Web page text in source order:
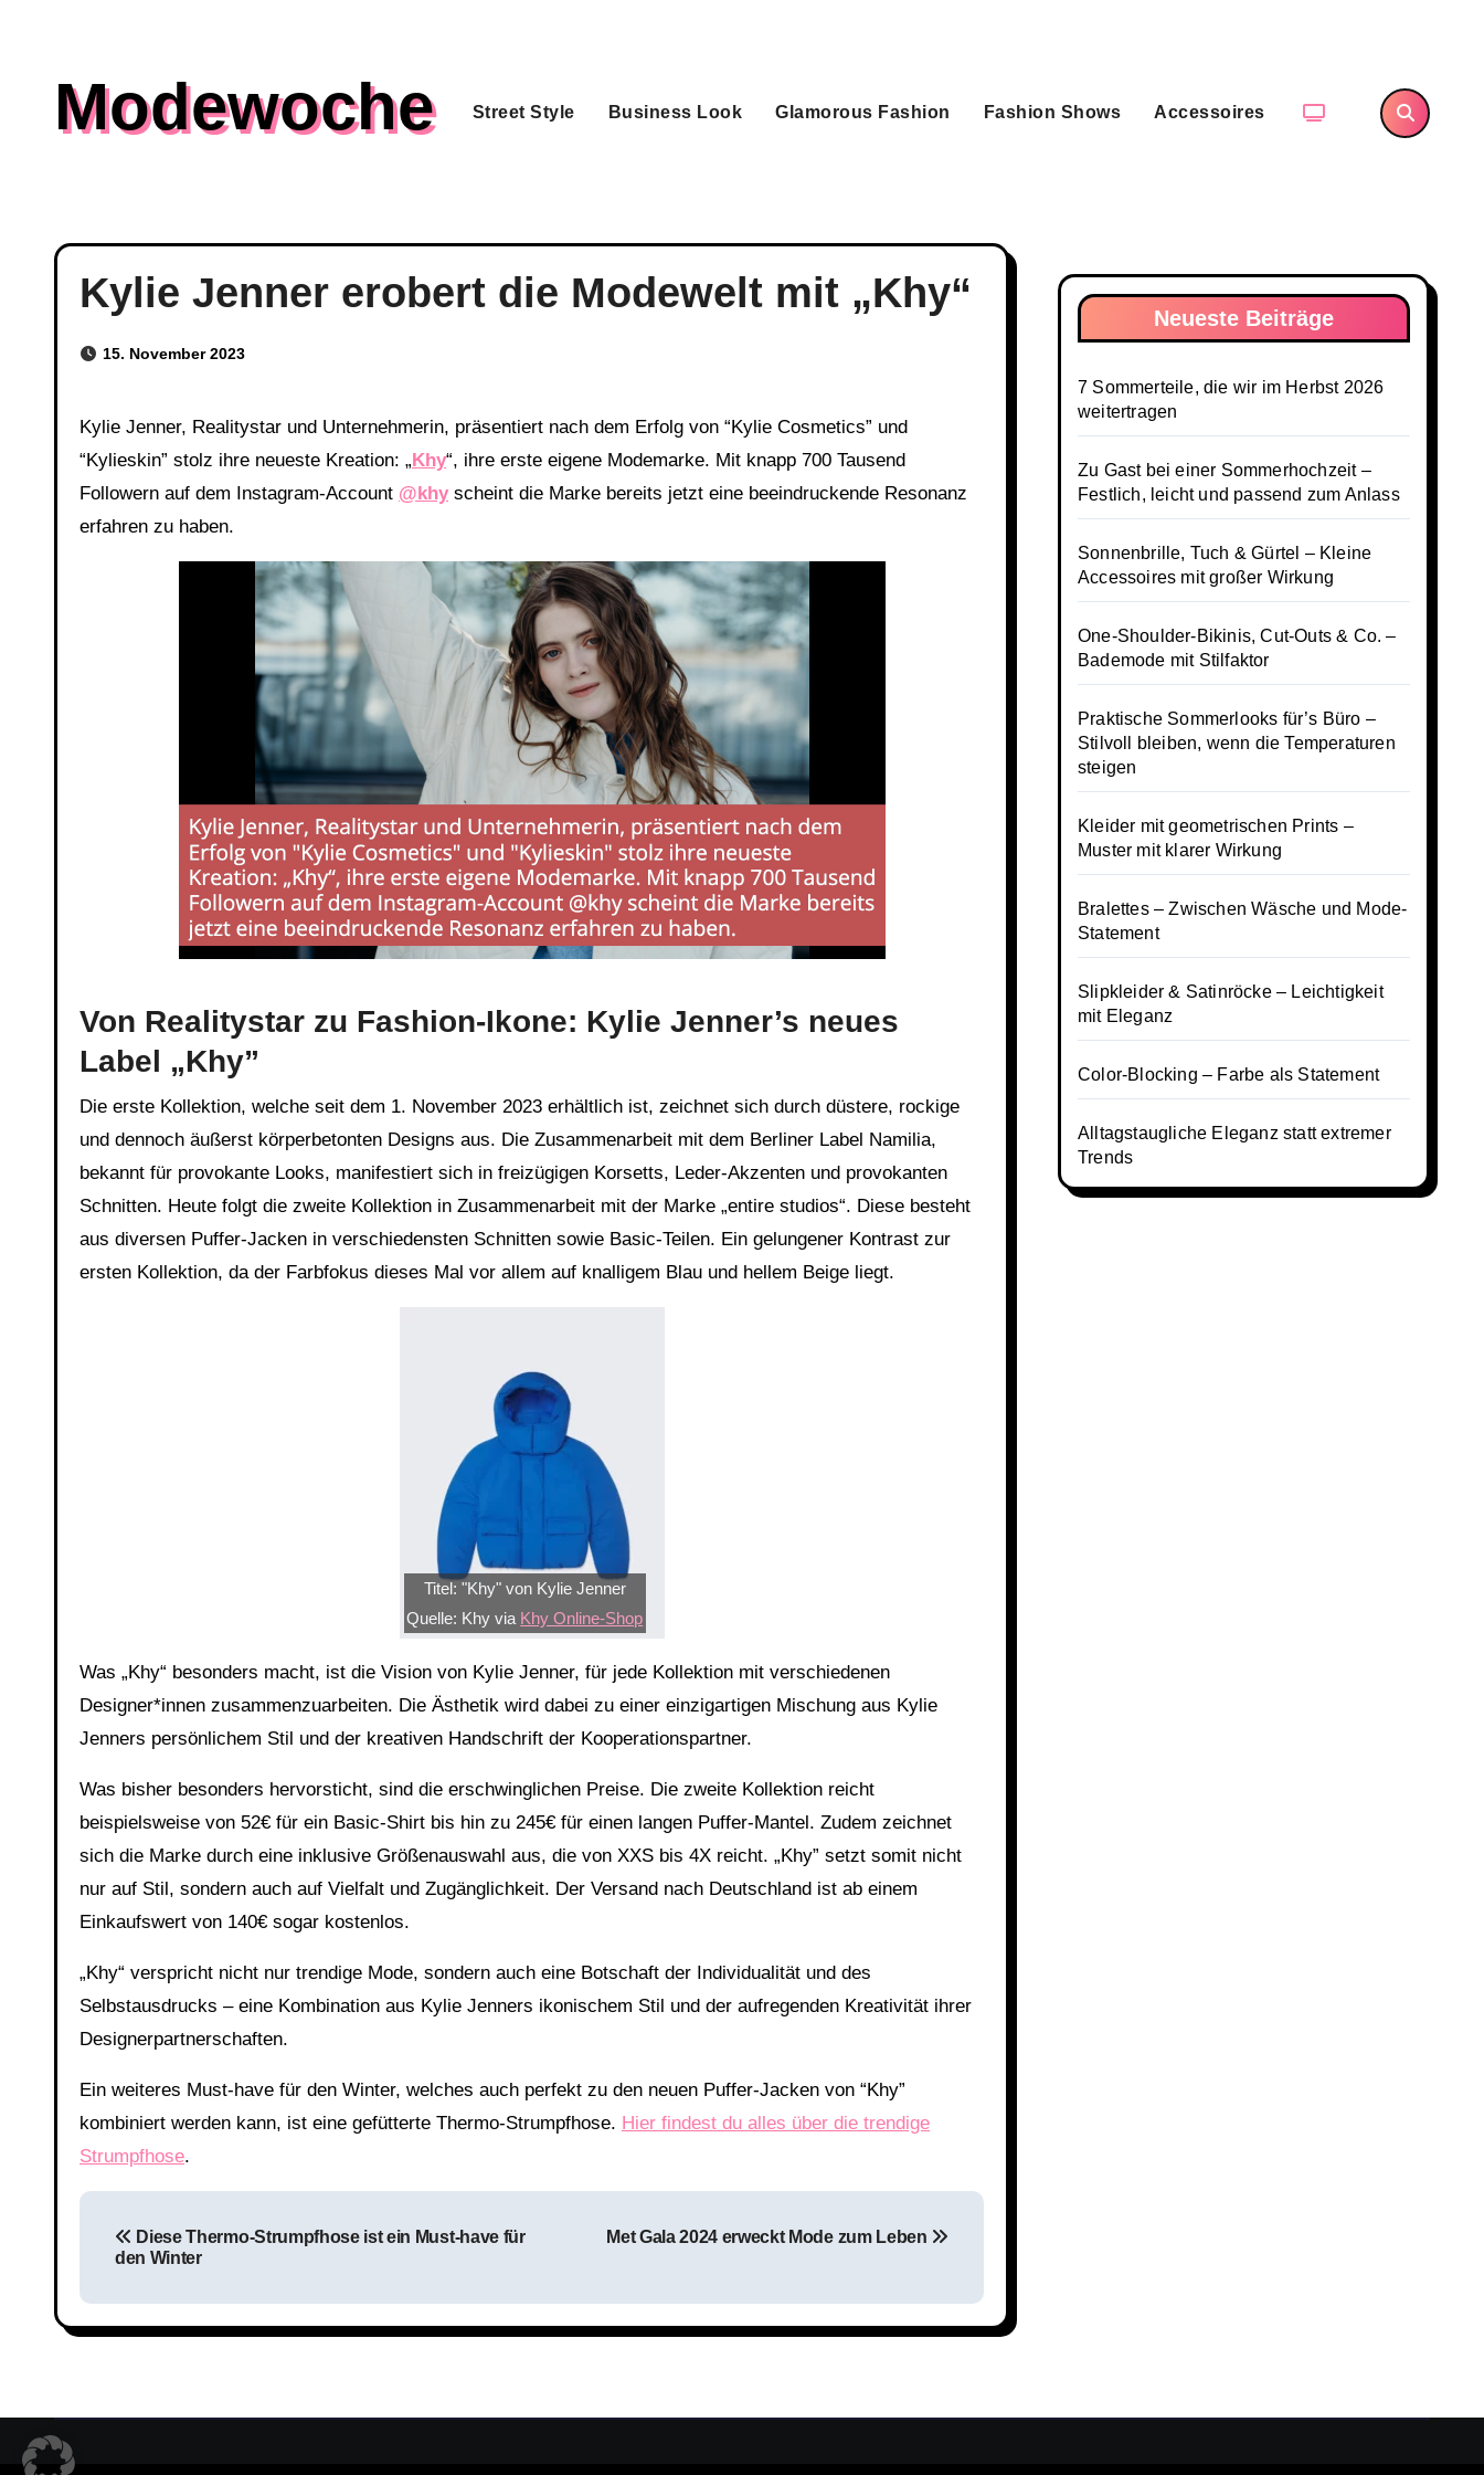
Modewoche Street Style Business Look Glamorous Fashion Fashion Shows Accessoires
Kylie Jenner erobert die Modewelt mit „Khy“
15. November 2023
Kylie Jenner, Realitystar und Unternehmerin, präsentiert nach dem Erfolg von “Kylie Cosmetics” und
“Kylieskin” stolz ihre neueste Kreation: „Khy“, ihre erste eigene Modemarke. Mit knapp 700 Tausend
Followern auf dem Instagram-Account @khy scheint die Marke bereits jetzt eine beeindruckende Resonanz
erfahren zu haben.
Link Embed
Von Realitystar zu Fashion-Ikone: Kylie Jenner’s neues
Label „Khy”
Die erste Kollektion, welche seit dem 1. November 2023 erhältlich ist, zeichnet sich durch düstere, rockige
und dennoch äußerst körperbetonten Designs aus. Die Zusammenarbeit mit dem Berliner Label Namilia,
bekannt für provokante Looks, manifestiert sich in freizügigen Korsetts, Leder-Akzenten und provokanten
Schnitten. Heute folgt die zweite Kollektion in Zusammenarbeit mit der Marke „entire studios“. Diese besteht
aus diversen Puffer-Jacken in verschiedensten Schnitten sowie Basic-Teilen. Ein gelungener Kontrast zur
ersten Kollektion, da der Farbfokus dieses Mal vor allem auf knalligem Blau und hellem Beige liegt.
Titel: "Khy" von Kylie Jenner
Quelle: Khy via Khy Online-Shop
Was „Khy“ besonders macht, ist die Vision von Kylie Jenner, für jede Kollektion mit verschiedenen
Designer*innen zusammenzuarbeiten. Die Ästhetik wird dabei zu einer einzigartigen Mischung aus Kylie
Jenners persönlichem Stil und der kreativen Handschrift der Kooperationspartner.
Was bisher besonders hervorsticht, sind die erschwinglichen Preise. Die zweite Kollektion reicht
beispielsweise von 52€ für ein Basic-Shirt bis hin zu 245€ für einen langen Puffer-Mantel. Zudem zeichnet
sich die Marke durch eine inklusive Größenauswahl aus, die von XXS bis 4X reicht. „Khy” setzt somit nicht
nur auf Stil, sondern auch auf Vielfalt und Zugänglichkeit. Der Versand nach Deutschland ist ab einem
Einkaufswert von 140€ sogar kostenlos.
„Khy“ verspricht nicht nur trendige Mode, sondern auch eine Botschaft der Individualität und des
Selbstausdrucks – eine Kombination aus Kylie Jenners ikonischem Stil und der aufregenden Kreativität ihrer
Designerpartnerschaften.
Ein weiteres Must-have für den Winter, welches auch perfekt zu den neuen Puffer-Jacken von “Khy”
kombiniert werden kann, ist eine gefütterte Thermo-Strumpfhose. Hier findest du alles über die trendige
Strumpfhose.
Diese Thermo-Strumpfhose ist ein Must-have für
den Winter
Met Gala 2024 erweckt Mode zum Leben
Neueste Beiträge
7 Sommerteile, die wir im Herbst 2026
weitertragen
Zu Gast bei einer Sommerhochzeit –
Festlich, leicht und passend zum Anlass
Sonnenbrille, Tuch & Gürtel – Kleine
Accessoires mit großer Wirkung
One-Shoulder-Bikinis, Cut-Outs & Co. –
Bademode mit Stilfaktor
Praktische Sommerlooks für’s Büro –
Stilvoll bleiben, wenn die Temperaturen
steigen
Kleider mit geometrischen Prints –
Muster mit klarer Wirkung
Bralettes – Zwischen Wäsche und Mode-
Statement
Slipkleider & Satinröcke – Leichtigkeit
mit Eleganz
Color-Blocking – Farbe als Statement
Alltagstaugliche Eleganz statt extremer
Trends